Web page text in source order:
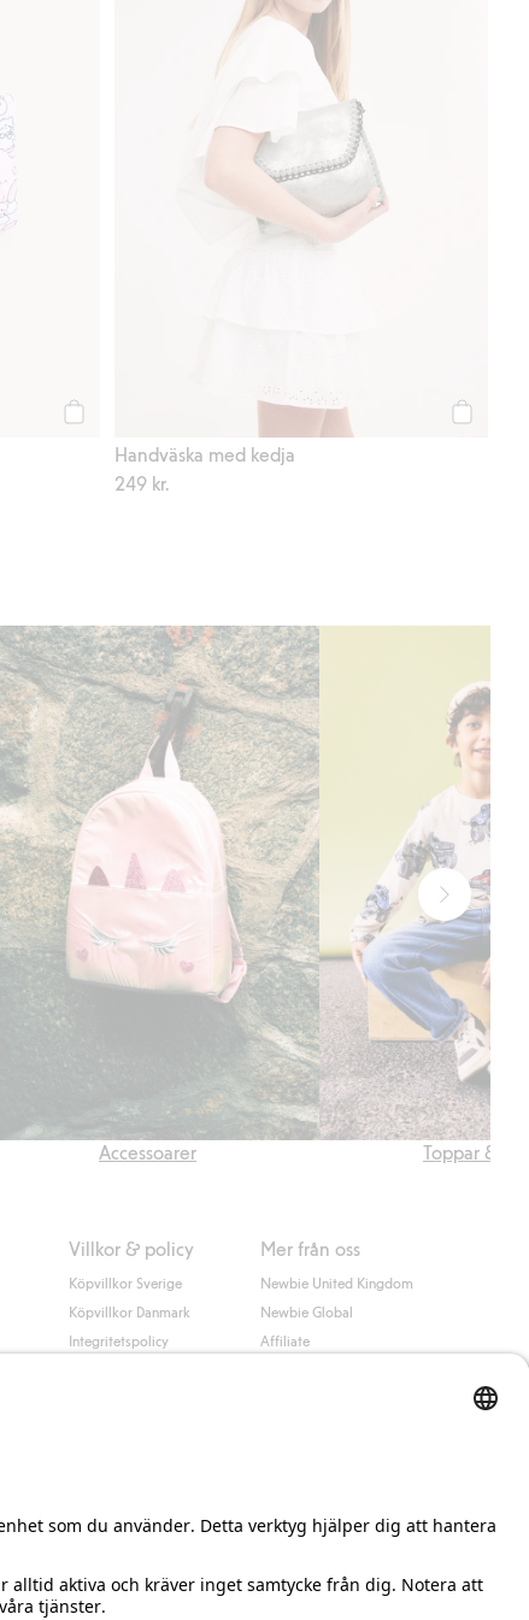
Handväska med kedja
249 kr.
Accessoarer Toppar & t-
Villkor & policy
Köpvillkor Sverige
Köpvillkor Danmark
Integritetspolicy
Mer från oss
Newbie United Kingdom
Newbie Global
Affiliate